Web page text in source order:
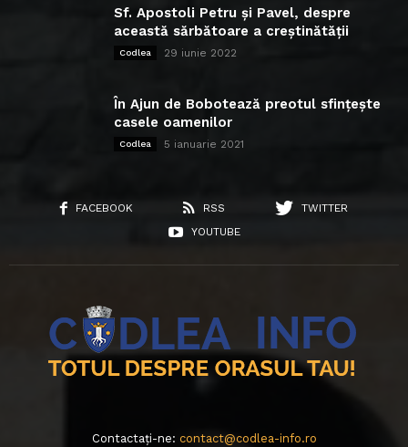
Sf. Apostoli Petru și Pavel, despre
această sărbătoare a creștinătății
Codlea 29 iunie 2022
În Ajun de Bobotează preotul sfințește
casele oamenilor
Codlea 5 ianuarie 2021
FACEBOOK RSS
TWITTER
YOUTUBE
Contactați-ne: contact@codlea-info.ro